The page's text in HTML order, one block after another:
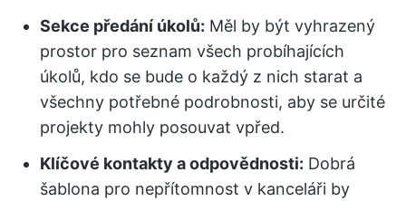
Sekce předání úkolů: Měl by být vyhrazený
prostor pro seznam všech probíhajících
úkolů, kdo se bude o každý z nich starat a
všechny potřebné podrobnosti, aby se určité
projekty mohly posouvat vpřed.
Klíčové kontakty a odpovědnosti: Dobrá
šablona pro nepřítomnost v kanceláři by